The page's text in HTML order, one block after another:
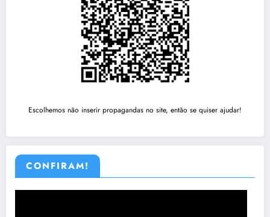
Escolhemos não inserir propagandas no site, então se quiser ajudar!
CONFIRAM!